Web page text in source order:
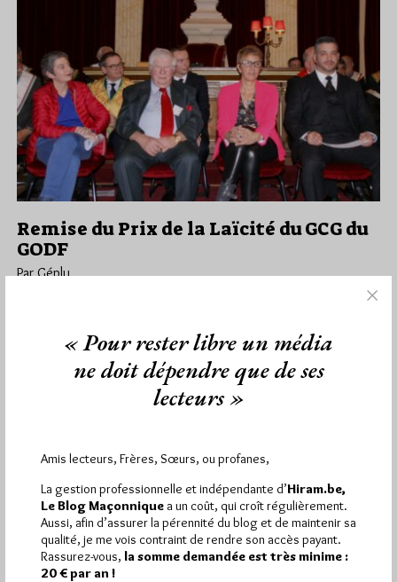
Remise du Prix de la Laïcité du GCG du
GODF
Par Géplu
Lu 4980 fois
Ce vendredi 29 novembre, le Grand Chapitre Général du Rite
Français du Grand Orient de France et son Parfait Grand…
Hier jeudi 6 août 2026, Hiram.be a reçu1 672 visites
2 608 pagesont été lues (Source : Pirsch.io)
Plus d’informations
« Pour rester libre un média
ne doit dépendre que de ses
lecteurs »
Amis lecteurs, Frères, Sœurs, ou profanes,
La gestion professionnelle et indépendante d’Hiram.be,
Le Blog Maçonnique a un coût, qui croît régulièrement.
Aussi, afin d’assurer la pérennité du blog et de maintenir sa
qualité, je me vois contraint de rendre son accès payant.
Rassurez-vous, la somme demandée est très minime :
20 € par an !